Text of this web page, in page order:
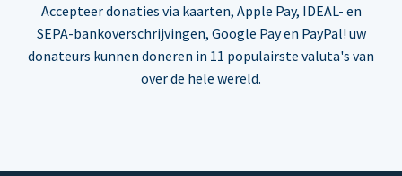
Accepteer donaties via kaarten, Apple Pay, IDEAL- en
SEPA-bankoverschrijvingen, Google Pay en PayPal! uw
donateurs kunnen doneren in 11 populairste valuta's van
over de hele wereld.